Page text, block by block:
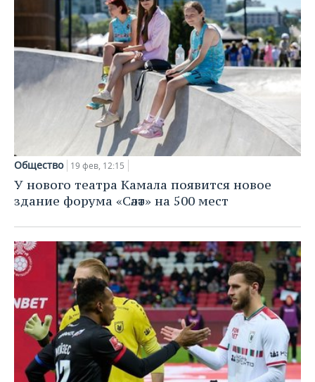
Общество 19 фев, 12:15
У нового театра Камала появится новое
здание форума «Сәләт» на 500 мест